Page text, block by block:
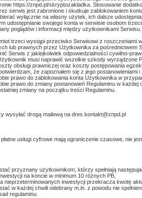
https://znpd.pl/skryptozakladka. Stosowanie
serwis jest zabronione i skutkuje zablokowaniem
wyłącznie na własny użytek, ich dalsze
udostępnianie swojego konta w serwisie osobom
poglądów i informacji między użytkownikami
trzeci wystąpi przeciwko Serwisowi z roszczeniami
lub prawnych przez Użytkownika za pośrednictwem
Serwis z jakiejkolwiek odpowiedzialności cywilno-
musi naprawić wszelkie szkody wyrządzone
obsługi prawniczej oraz koszty postępowania
że zapoznałem się z jego postanowieniami
prawo do zablokowania konta Użytkownika w
prawo do zmiany postanowień Regulaminu w każdej
zmiany na początku treści Regulaminu.
wysyłać drogą mailową na dres kontakt@znpd.pl
usługi cyfrowe mają ograniczenie czasowe, nie
przyznany użytkownikom, którzy spełniają
na koncie w minimum 10 różnych PB,
nieprzeterminowanych inwestycji przekracza kwotę
w każdej chwili odebrany m.in. z powodu nie
regulaminu.